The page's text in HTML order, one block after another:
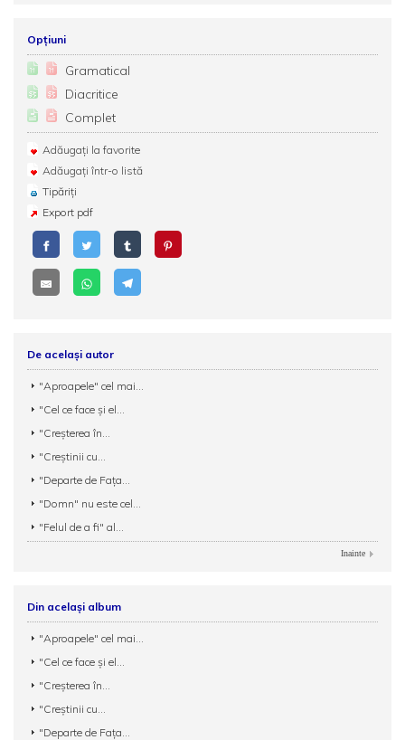
Opțiuni
Gramatical
Diacritice
Complet
Adăugați la favorite
Adăugați într-o listă
Tipăriți
Export pdf
De același autor
"Aproapele" cel mai...
"Cel ce face şi el...
"Creşterea în...
"Creştinii cu...
"Departe de Faţa...
"Domn" nu este cel...
"Felul de a fi" al...
Inainte
Din același album
"Aproapele" cel mai...
"Cel ce face şi el...
"Creşterea în...
"Creştinii cu...
"Departe de Faţa...